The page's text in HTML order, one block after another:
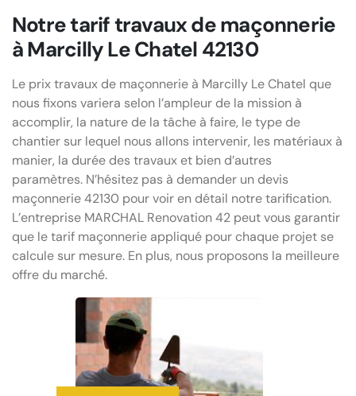
Notre tarif travaux de maçonnerie
à Marcilly Le Chatel 42130
Le prix travaux de maçonnerie à Marcilly Le Chatel que
nous fixons variera selon l’ampleur de la mission à
accomplir, la nature de la tâche à faire, le type de
chantier sur lequel nous allons intervenir, les matériaux à
manier, la durée des travaux et bien d’autres
paramètres. N’hésitez pas à demander un devis
maçonnerie 42130 pour voir en détail notre tarification.
L’entreprise MARCHAL Renovation 42 peut vous garantir
que le tarif maçonnerie appliqué pour chaque projet se
calcule sur mesure. En plus, nous proposons la meilleure
offre du marché.